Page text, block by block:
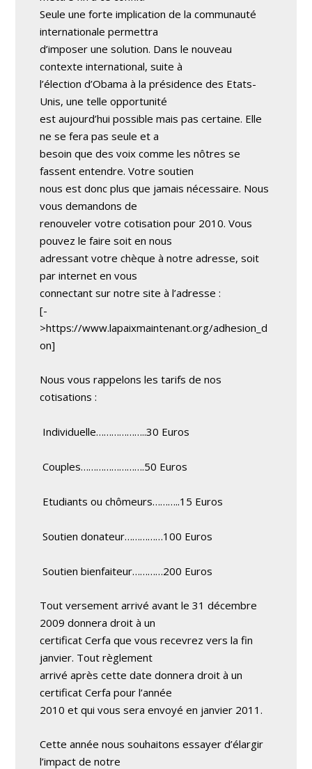
Seule une forte implication de la communauté
internationale permettra
d’imposer une solution. Dans le nouveau
contexte international, suite à
l’élection d’Obama à la présidence des Etats-
Unis, une telle opportunité
est aujourd’hui possible mais pas certaine. Elle
ne se fera pas seule et a
besoin que des voix comme les nôtres se
fassent entendre. Votre soutien
nous est donc plus que jamais nécessaire. Nous
vous demandons de
renouveler votre cotisation pour 2010. Vous
pouvez le faire soit en nous
adressant votre chèque à notre adresse, soit
par internet en vous
connectant sur notre site à l’adresse :
[-
>https://www.lapaixmaintenant.org/adhesion_d
on]
Nous vous rappelons les tarifs de nos
cotisations :
Individuelle………………..30 Euros
Couples…………………….50 Euros
Etudiants ou chômeurs………..15 Euros
Soutien donateur……………100 Euros
Soutien bienfaiteur…………200 Euros
Tout versement arrivé avant le 31 décembre
2009 donnera droit à un
certificat Cerfa que vous recevrez vers la fin
janvier. Tout règlement
arrivé après cette date donnera droit à un
certificat Cerfa pour l’année
2010 et qui vous sera envoyé en janvier 2011.
Cette année nous souhaitons essayer d’élargir
l’impact de notre